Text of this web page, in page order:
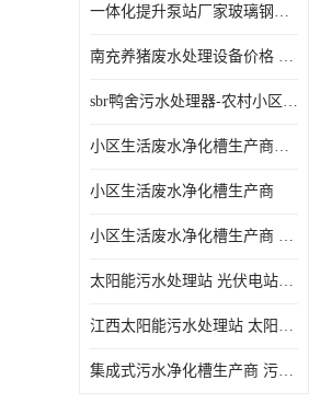
一体化提升泵站厂家玻璃钢材质价格
南充养猪废水处理设备价格 ao污水处理器 *专人看管
sbr鸭舍污水处理器-农村小区生活污水净化器
小区生活废水净化槽生产商帝洁环保
小区生活废水净化槽生产商
小区生活废水净化槽生产商 污水净化槽装置
太阳能污水处理站 光伏电站污水处理器厂家定制
江西太阳能污水处理站 太阳能污水处理设备造型美观
集成式污水净化槽生产商 污水净化槽装置 一站式服务